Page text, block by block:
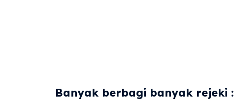
Banyak berbagi banyak rejeki :